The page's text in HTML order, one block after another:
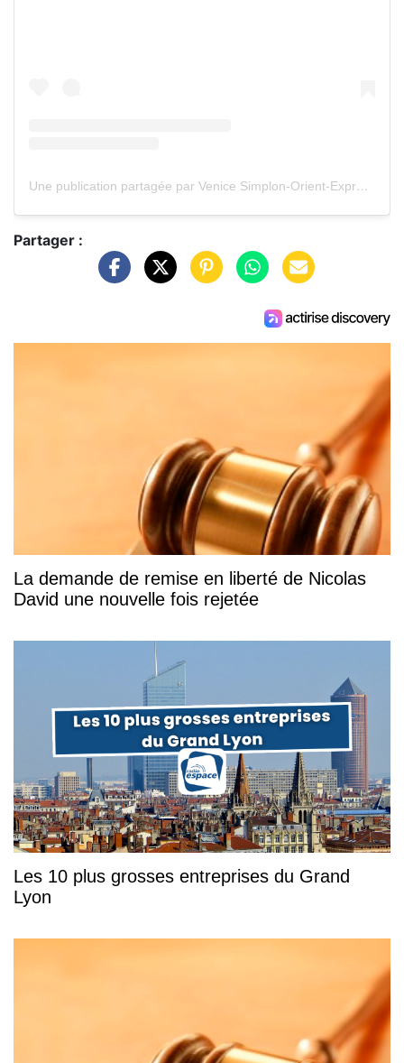
Une publication partagée par Venice Simplon-Orient-Express (@vsoetrain)
Partager :
La demande de remise en liberté de Nicolas
David une nouvelle fois rejetée
Les 10 plus grosses entreprises du Grand
Lyon